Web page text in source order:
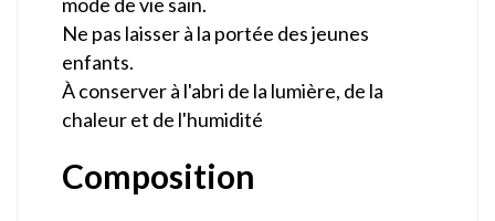
Ne pas laisser à la portée des jeunes
enfants.
À conserver à l'abri de la lumière, de la
chaleur et de l'humidité
Composition